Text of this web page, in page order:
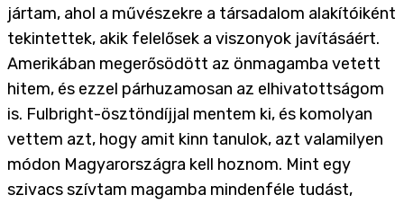
jártam, ahol a művészekre a társadalom alakítóiként
tekintettek, akik felelősek a viszonyok javításáért.
Amerikában megerősödött az önmagamba vetett
hitem, és ezzel párhuzamosan az elhivatottságom
is. Fulbright-ösztöndíjjal mentem ki, és komolyan
vettem azt, hogy amit kinn tanulok, azt valamilyen
módon Magyarországra kell hoznom. Mint egy
szivacs szívtam magamba mindenféle tudást,